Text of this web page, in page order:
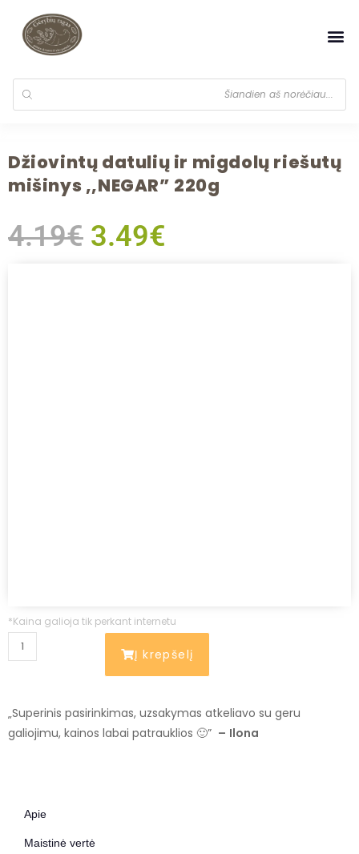
Džiovintų datulių ir migdolų riešutų
mišinys ,,NEGAR” 220g
4.19€ 3.49€
*Kaina galioja tik perkant internetu
Į krepšelį
„Superinis pasirinkimas, uzsakymas atkeliavo su geru
galiojimu, kainos labai patrauklios 🙂” – Ilona
Apie
Maistinė vertė